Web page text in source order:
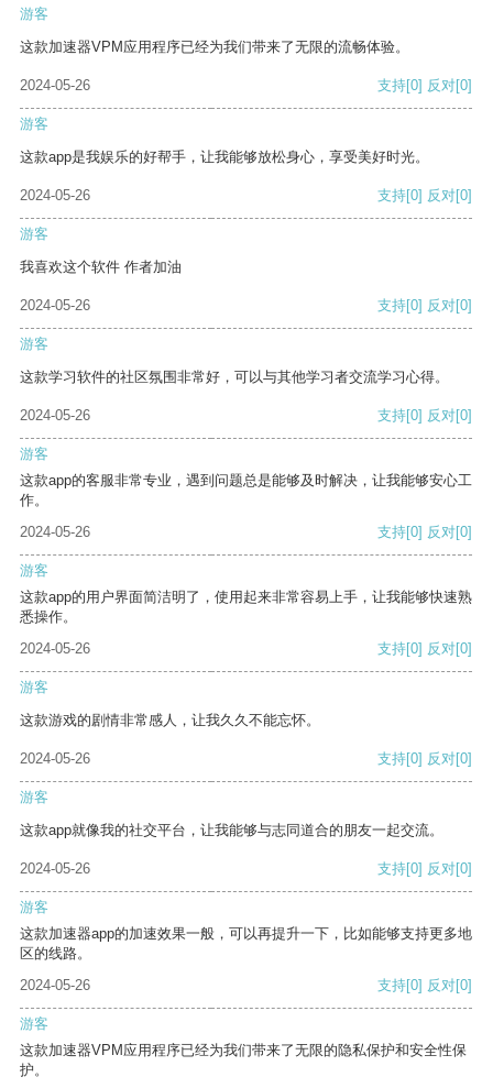
游客
这款加速器VPM应用程序已经为我们带来了无限的流畅体验。
2024-05-26 支持[0] 反对[0]
游客
这款app是我娱乐的好帮手，让我能够放松身心，享受美好时光。
2024-05-26 支持[0] 反对[0]
游客
我喜欢这个软件 作者加油
2024-05-26 支持[0] 反对[0]
游客
这款学习软件的社区氛围非常好，可以与其他学习者交流学习心得。
2024-05-26 支持[0] 反对[0]
游客
这款app的客服非常专业，遇到问题总是能够及时解决，让我能够安心工
作。
2024-05-26
支持[0] 反对[0]
游客
这款app的用户界面简洁明了，使用起来非常容易上手，让我能够快速熟
悉操作。
2024-05-26
支持[0] 反对[0]
游客
这款游戏的剧情非常感人，让我久久不能忘怀。
2024-05-26 支持[0] 反对[0]
游客
这款app就像我的社交平台，让我能够与志同道合的朋友一起交流。
2024-05-26 支持[0] 反对[0]
游客
这款加速器app的加速效果一般，可以再提升一下，比如能够支持更多地
区的线路。
2024-05-26
支持[0] 反对[0]
游客
这款加速器VPM应用程序已经为我们带来了无限的隐私保护和安全性保
护。